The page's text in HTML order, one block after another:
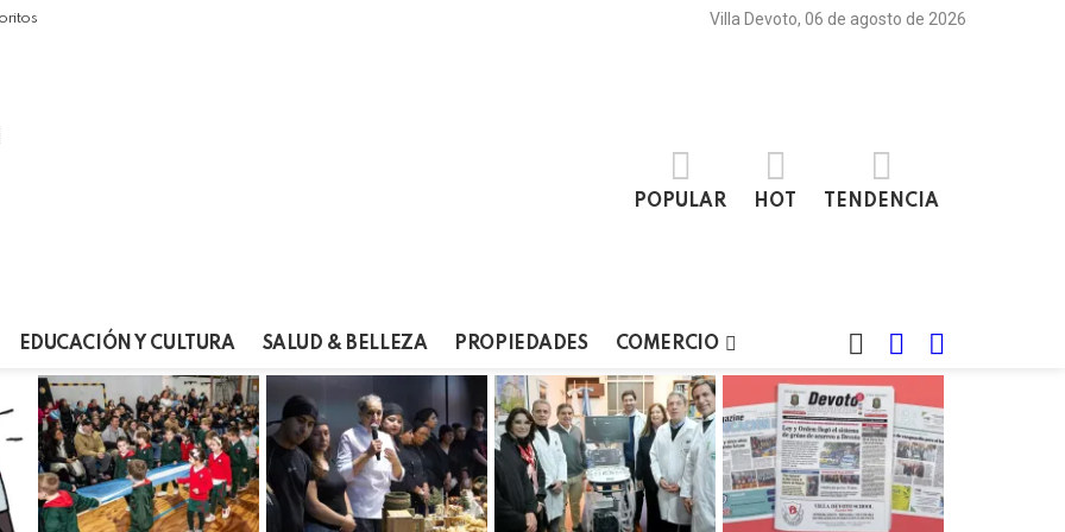
Villa Devoto, 06 de agosto de 2026
POPULAR HOT TENDENCIA
EDUCACIÓN Y CULTURA SALUD & BELLEZA PROPIEDADES COMERCIO
SWITCH
SKIN
BUSCAR